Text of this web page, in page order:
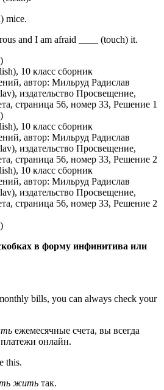
mice.
and I am afraid ____ (touch) it.
в форму инфинитива или
bills, you can always check your
ежемесячные счета, вы всегда
онлайн.
this.
жить так.